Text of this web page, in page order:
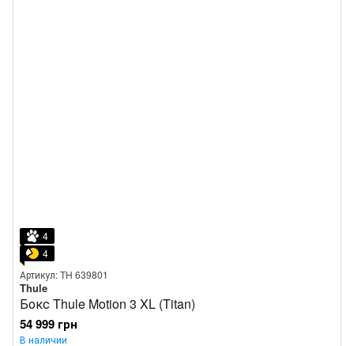
4
4
Артикул: TH 639801
Thule
Бокс Thule Motion 3 XL (Titan)
54 999 грн
В наличии